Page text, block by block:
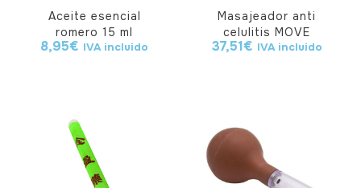
Aceite esencial
romero 15 ml
8,95€ IVA incluido
Masajeador anti
celulitis MOVE
37,51€ IVA incluido